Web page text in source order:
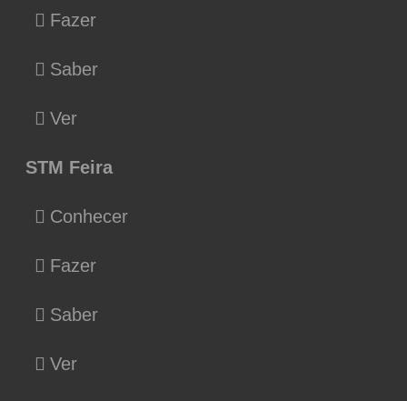
Fazer
Saber
Ver
STM Feira
Conhecer
Fazer
Saber
Ver